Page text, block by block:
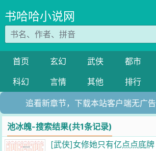
书哈哈小说网
首页 玄幻 武侠 都市
科幻
言情 其他 排行
追看新章节，下载本站客户端无广
池冰魄-搜索结果(共1条记录)
[武侠]女修她只有亿点点底牌